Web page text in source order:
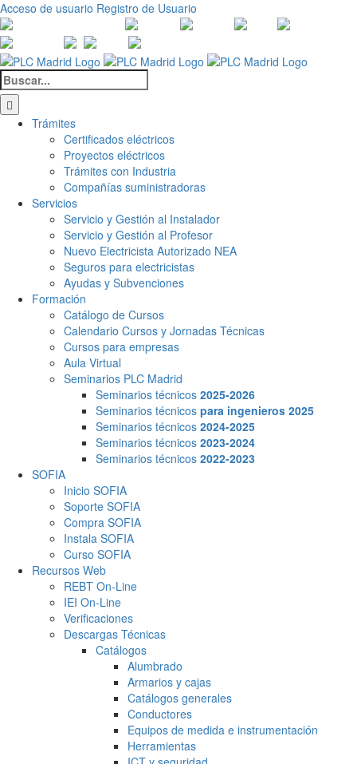
Saltar
al
contenido
Acceso de usuario Registro de Usuario
Canales
de
WhatsApp
Linkedin Youtube Tiktok Facebook
X
Twitch Contacto
Buscar:
Trámites
Certificados eléctricos
Proyectos eléctricos
Trámites con Industria
Compañías suministradoras
Servicios
Servicio y Gestión al Instalador
Servicio y Gestión al Profesor
Nuevo Electricista Autorizado NEA
Seguros para electricistas
Ayudas y Subvenciones
Formación
Catálogo de Cursos
Calendario Cursos y Jornadas Técnicas
Cursos para empresas
Aula Virtual
Seminarios PLC Madrid
Seminarios técnicos 2025-2026
Seminarios técnicos para ingenieros 2025
Seminarios técnicos 2024-2025
Seminarios técnicos 2023-2024
Seminarios técnicos 2022-2023
SOFIA
Inicio SOFIA
Soporte SOFIA
Compra SOFIA
Instala SOFIA
Curso SOFIA
Recursos Web
REBT On-Line
IEI On-Line
Verificaciones
Descargas Técnicas
Catálogos
Alumbrado
Armarios y cajas
Catálogos generales
Conductores
Equipos de medida e instrumentación
Herramientas